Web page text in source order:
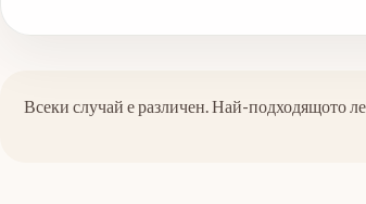
Всеки случай е различен. Най-подходящото